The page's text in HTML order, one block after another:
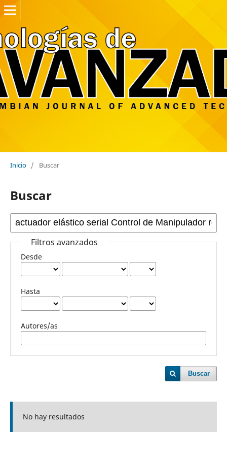
Inicio / Buscar
Buscar
Filtros avanzados
Desde
Hasta
Autores/as
Buscar
No hay resultados